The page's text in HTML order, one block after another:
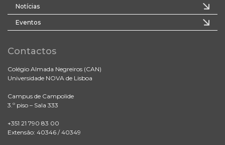
Notícias
Eventos
Contactos
Colégio Almada Negreiros (CAN)
Universidade NOVA de Lisboa
Campus de Campolide
3.º piso – Sala 333
+351 21 790 83 00
Extensão: 40346 / 40349